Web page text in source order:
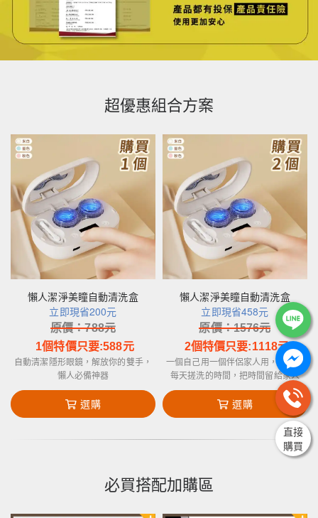
超優惠組合方案
懶人潔淨美瞳自動清洗盒
立即現省200元
原價：788元
1個特價只要:588元
自動清潔隱形眼鏡，解放你的雙手，
懶人必備神器
選購
懶人潔淨美瞳自動清洗盒
立即現省458元
原價：1576元
2個特價只要:1118元
一個自己用一個伴侶家人用，節省你
每天搓洗的時間，把時間留給家人
選購
必買搭配加購區
直接
購買